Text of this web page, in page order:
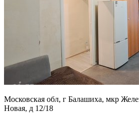
Московская обл, г Балашиха, мкр
Новая, д 12/18